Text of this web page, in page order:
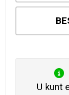
U kunt